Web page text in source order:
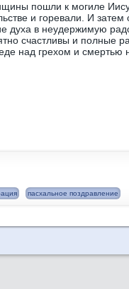
пошли к могиле
и горевали. И затем
духа в неудержимую
счастливы и полные
над грехом и смертью
пасхальное поздравление